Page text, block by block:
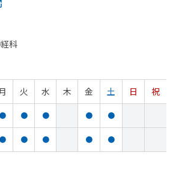
科
火 水 木 金 土 日
祝
● ● ● ● ●
● ● ● ● ●